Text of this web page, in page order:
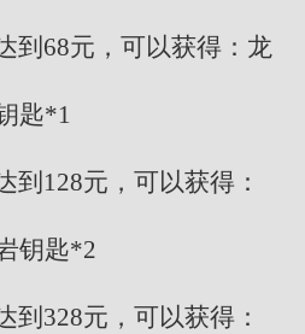
到68元，可以获得：龙
匙*1
到128元，可以获得：
钥匙*2
到328元，可以获得：